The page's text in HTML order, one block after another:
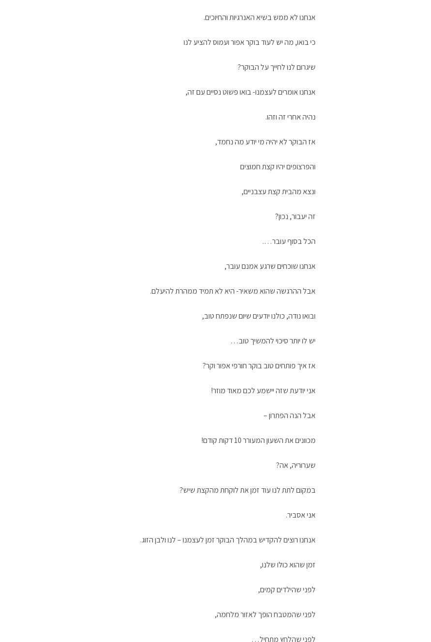
אנחנו לא ממש בשיא האנרגיות והחיוכים.
כי בואו, מה יש לעוד בוקר אפור ועמוס להציע לנו
שיגרום לנו לחייך על הבוקר?
אנחנו אומרים לעצמנו- בואו פשוט נסיים עם זה,
נהיה אחרי זה וזהו.
אז הבוקר לא יהיה מי יודע מה נחמד,
והפרצופים יהיו קצת חמוצים
ונצא מהבית קצת עצבניים,
זה יעבור, נכון?
הכל בסוף עובר….
אנחנו שוכחים שרגע אמנם עובר,
אבל ההרגשה שהוא משאיר- היא לא תמיד ממהרת להיעלם.
ובואו נודה, כולנו יודעים שיום שנפתח טוב,
יש לו יותר סיכוי להמשיך טוב…
אז איך פותחים טוב בוקר חורפי אפור וקר?
אני יודעת שזה יישמע לכם מאוד מוזר!
אבל הנה הפתרון –
מכוונים את השעון המעורר 10 דקות קודם!
שערוריה, אה?
במקום לתת לנו עוד זמן את לוקחת מהקצת שיש?
אני אסביר.
אנחנו רוצים להקדיש במהלך הבוקר זמן לעצמנו – לנו ולבן הזוג.
זמן שהוא כולו שלנו,
לפני שהילדים קמים,
לפני שהמטבח הופך לאזור מלחמה,
לפני שהלחץ מתחיל…